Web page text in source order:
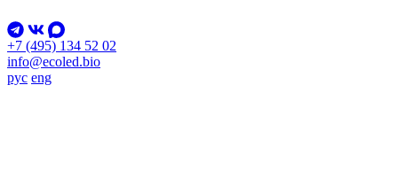
+7 (495) 134 52 02
info@ecoled.bio
рус eng